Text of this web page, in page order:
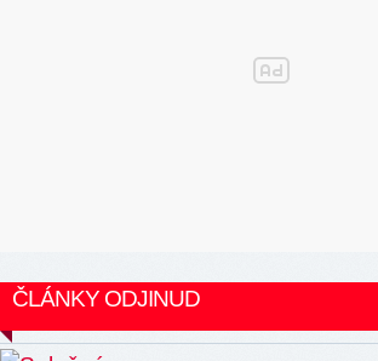
ČLÁNKY ODJINUD